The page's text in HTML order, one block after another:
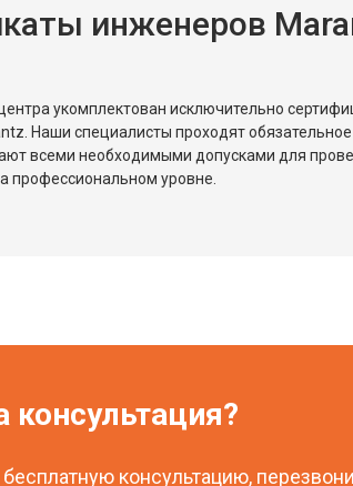
инженеров
укомплектован исключительно
Наши специалисты проходят обязательное
всеми необходимыми допусками для
профессиональном уровне.
консультация?
консультацию,